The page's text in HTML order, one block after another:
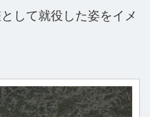
して就役した姿をイメ